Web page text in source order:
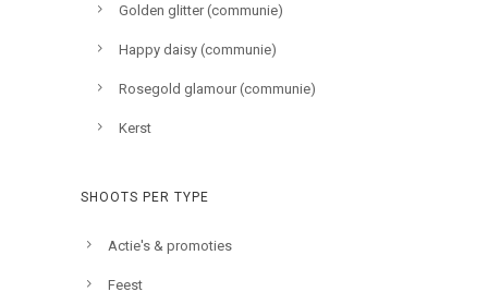
Golden glitter (communie)
Happy daisy (communie)
Rosegold glamour (communie)
Kerst
SHOOTS PER TYPE
Actie's & promoties
Feest